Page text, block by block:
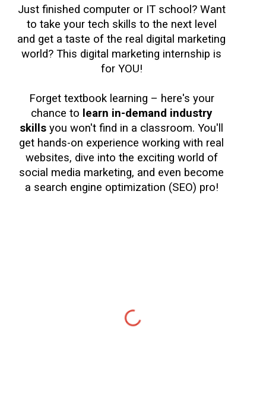
Just finished computer or IT school? Want
to take your tech skills to the next level
and get a taste of the real digital marketing
world? This digital marketing internship is
for YOU!
Forget textbook learning – here's your
chance to learn in-demand industry
skills you won't find in a classroom. You'll
get hands-on experience working with real
websites, dive into the exciting world of
social media marketing, and even become
a search engine optimization (SEO) pro!